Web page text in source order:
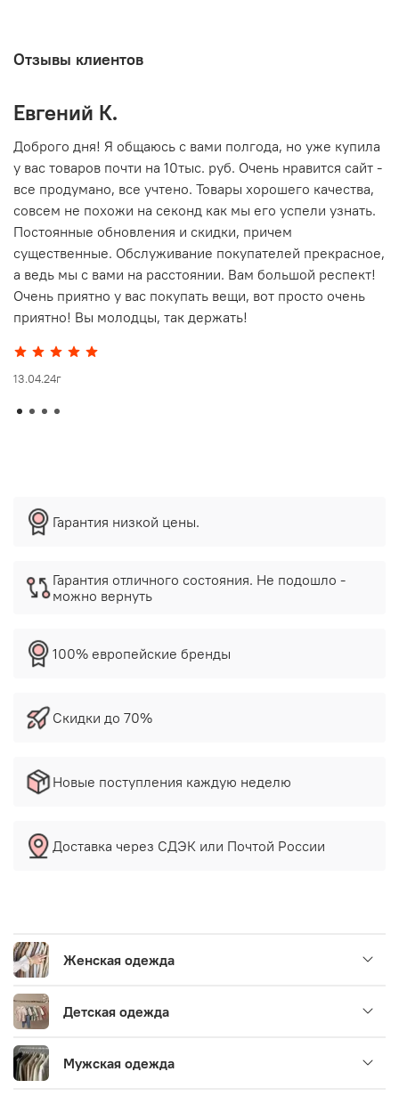
Отзывы клиентов
Евгений К.
Доброго дня! Я общаюсь с вами полгода, но уже купила
у вас товаров почти на 10тыс. руб. Очень нравится сайт -
все продумано, все учтено. Товары хорошего качества,
совсем не похожи на секонд как мы его успели узнать.
Постоянные обновления и скидки, причем
существенные. Обслуживание покупателей прекрасное,
а ведь мы с вами на расстоянии. Вам большой респект!
Очень приятно у вас покупать вещи, вот просто очень
приятно! Вы молодцы, так держать!
13.04.24г
Гарантия низкой цены.
Гарантия отличного состояния. Не подошло -
можно вернуть
100% европейские бренды
Скидки до 70%
Новые поступления каждую неделю
Доставка через СДЭК или Почтой России
Женская одежда
Детская одежда
Мужская одежда